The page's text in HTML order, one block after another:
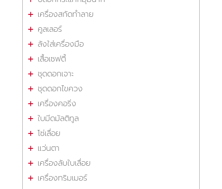
เครื่องสกัดทำลาย
คูลเลอร์
ลังใส่เครื่องมือ
เสื้อเซฟตี้
ชุดดอกเจาะ
ชุดดอกไขควง
เครื่องคอริ่ง
ใบมีดมัลติทูล
โซ่เลื่อย
แว่นตา
เครื่องลับใบเลื่อย
เครื่องทริมเมอร์